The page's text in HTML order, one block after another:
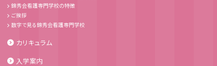
錦秀会看護専門学校の特徴
ご挨拶
数字で見る錦秀会看護専門学校
カリキュラム
入学案内